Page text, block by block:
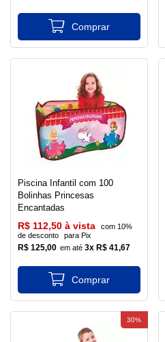
Piscina Infantil com 100
Bolinhas Princesas
Encantadas
R$ 125,00 3x R$ 41,67
R$ 112,50 à vista
com 10%
de desconto
para Pix
30%